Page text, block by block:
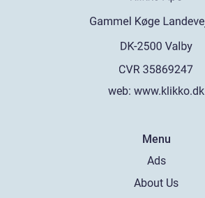
web: www.klikko.dk
Menu
Ads
About Us